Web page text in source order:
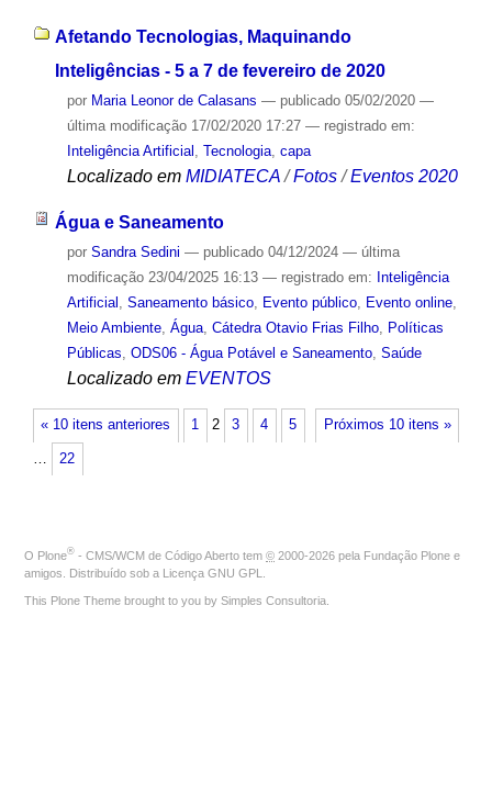
Afetando Tecnologias, Maquinando
Inteligências - 5 a 7 de fevereiro de 2020
por Maria Leonor de Calasans — publicado05/02/2020 —
última modificação17/02/2020 17:27 — registrado em:
Inteligência Artificial Tecnologia, capa
Localizado em MIDIATECA /Fotos /Eventos 2020
Água e Saneamento
por Sandra Sedini — publicado04/12/2024 — última
modificação23/04/2025 16:13 — registrado em: Inteligência
Artificial , Saneamento básico, Evento público, Evento online,
Meio Ambiente, Água, Cátedra Otavio Frias Filho, Políticas
Públicas, ODS06 - Água Potável e Saneamento, Saúde
Localizado em EVENTOS
« 10 itens anteriores Próximos 10 itens »
1 2 3 4 5
… 22
O Plone® - CMS/WCM de Código Aberto tem © 2000-2026 pela Fundação Plone e
amigos. Distribuído sob a Licença GNU GPL
This Plone Theme brought to you by Simples Consultoria